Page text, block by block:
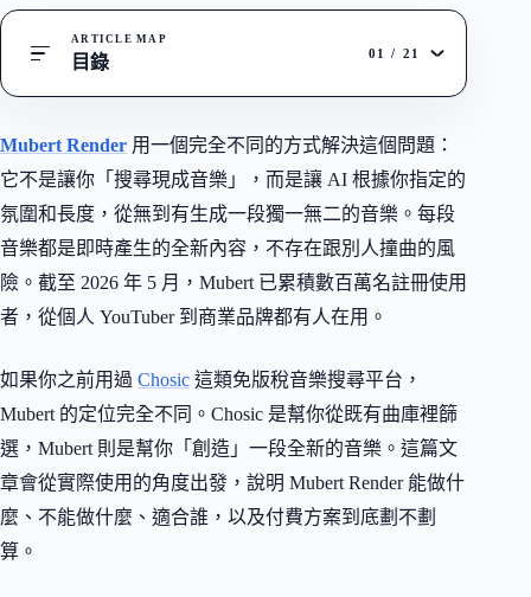
ARTICLE MAP
目錄 01 / 21
Mubert Render 用一個完全不同的方式解決這個問題：
它不是讓你「搜尋現成音樂」，而是讓 AI 根據你指定的
氛圍和長度，從無到有生成一段獨一無二的音樂。每段
音樂都是即時產生的全新內容，不存在跟別人撞曲的風
險。截至 2026 年 5 月，Mubert 已累積數百萬名註冊使用
者，從個人 YouTuber 到商業品牌都有人在用。
如果你之前用過 Chosic 這類免版稅音樂搜尋平台，
Mubert 的定位完全不同。Chosic 是幫你從既有曲庫裡篩
選，Mubert 則是幫你「創造」一段全新的音樂。這篇文
章會從實際使用的角度出發，說明 Mubert Render 能做什
麼、不能做什麼、適合誰，以及付費方案到底劃不劃
算。